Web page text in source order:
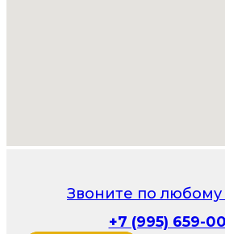
Звоните по любому
+7 (995) 659-